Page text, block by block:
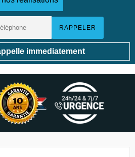
immediatement